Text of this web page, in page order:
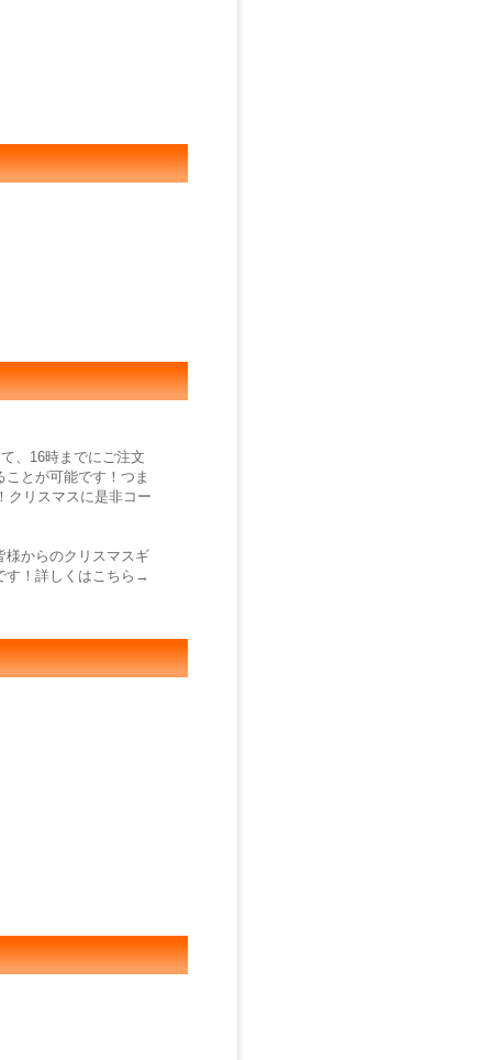
、16時までにご注文
とが可能です！つま
クリスマスに是非コー
様からのクリスマスギ
す！詳しくはこちら→